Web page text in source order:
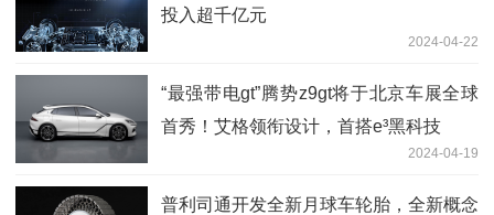
投入超千亿元
2024-04-22
“最强带电gt”腾势z9gt将于北京车展全球
首秀！艾格领衔设计，首搭e³黑科技
2024-04-19
普利司通开发全新月球车轮胎，全新概念